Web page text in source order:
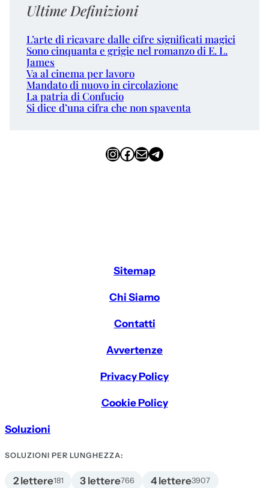
Ultime Definizioni
L’arte di ricavare dalle cifre significati magici
Sono cinquanta e grigie nel romanzo di E. L.
James
Va al cinema per lavoro
Mandato di nuovo in circolazione
La patria di Confucio
Si dice d’una cifra che non spaventa
InstagramFacebook Email Telegram
Sitemap
Chi Siamo
Contatti
Avvertenze
Privacy Policy
Cookie Policy
Soluzioni
SOLUZIONI PER LUNGHEZZA:
2 lettere181 3 lettere766 4 lettere3907